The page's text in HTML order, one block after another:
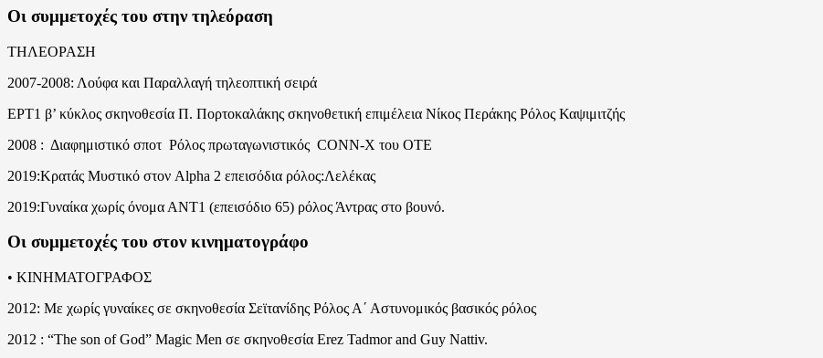
Οι συμμετοχές του στην τηλεόραση
ΤΗΛΕΟΡΑΣΗ
2007-2008: Λούφα και Παραλλαγή τηλεοπτική σειρά
ΕΡΤ1 β’ κύκλος σκηνοθεσία Π. Πορτοκαλάκης σκηνοθετική επιμέλεια Νίκος Περάκης Ρόλος Καψιμιτζής
2008 : Διαφημιστικό σποτ Ρόλος πρωταγωνιστικός CONN-X του ΟΤΕ
2019:Κρατάς Μυστικό στον Alpha 2 επεισόδια ρόλος:Λελέκας
2019:Γυναίκα χωρίς όνομα ΑΝΤ1 (επεισόδιο 65) ρόλος Άντρας στο βουνό.
Οι συμμετοχές του στον κινηματογράφο
• ΚΙΝΗΜΑΤΟΓΡΑΦΟΣ
2012: Με χωρίς γυναίκες σε σκηνοθεσία Σεϊτανίδης Ρόλος Α΄ Αστυνομικός βασικός ρόλος
2012 : “The son of God” Magic Men σε σκηνοθεσία Erez Tadmor and Guy Nattiv.